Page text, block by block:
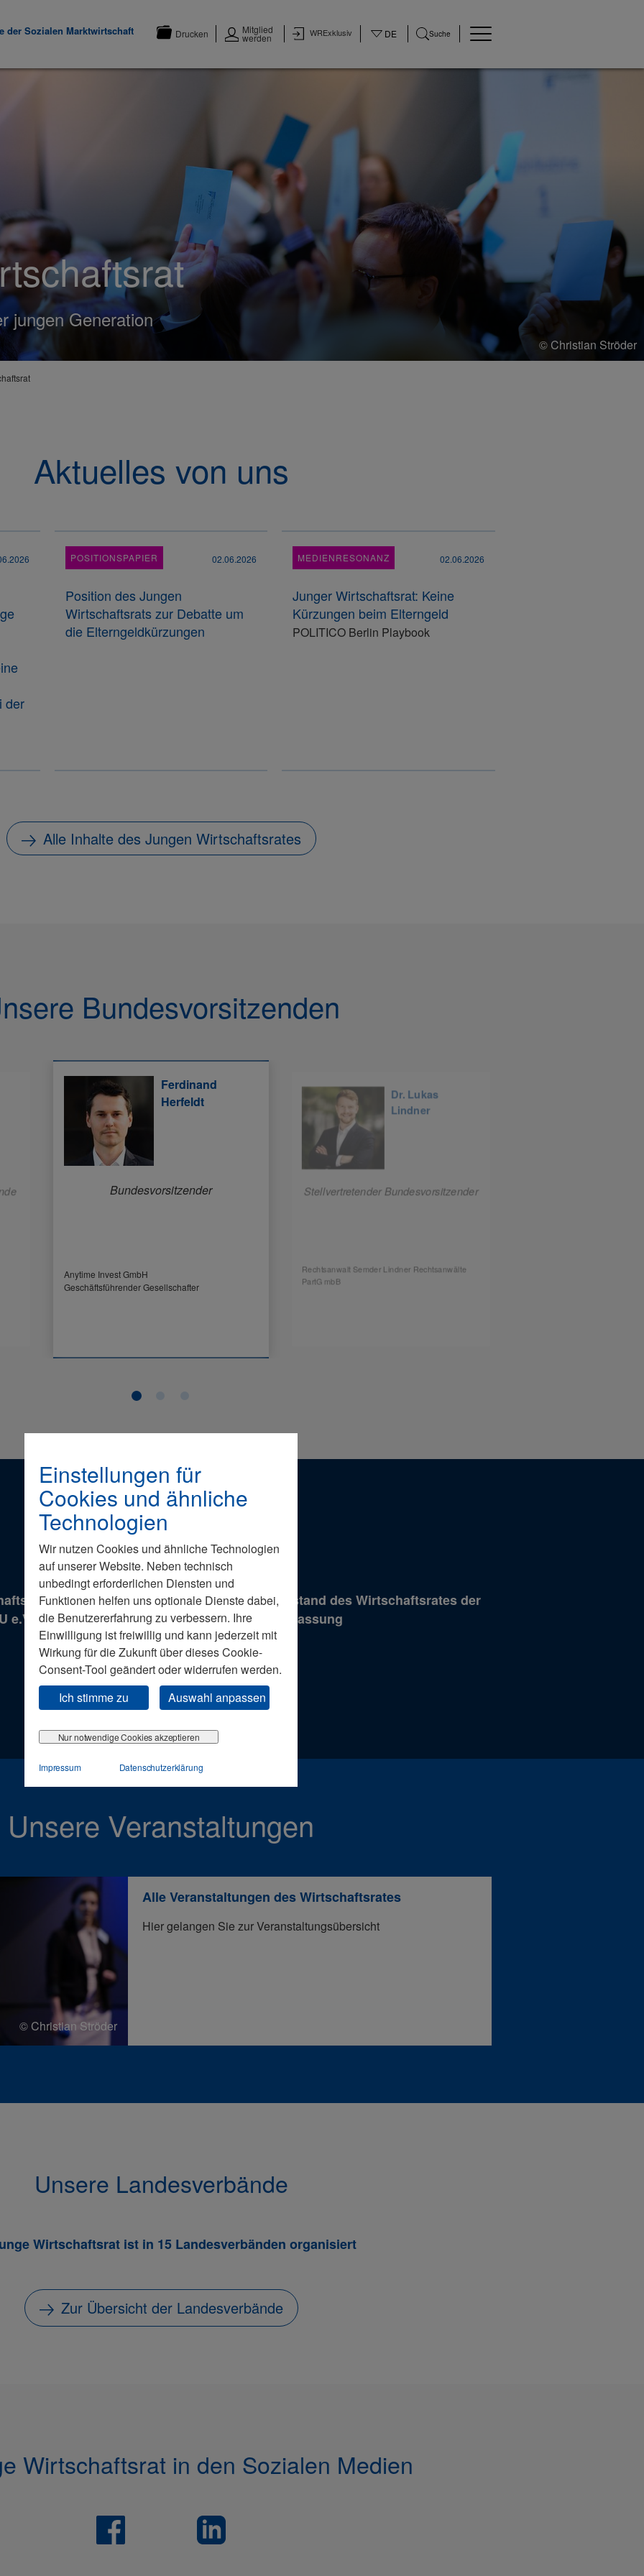
Einstellungen für
Cookies und ähnliche
Technologien
Wir nutzen Cookies und ähnliche Technologien
auf unserer Website. Neben technisch
unbedingt erforderlichen Diensten und
Funktionen helfen uns optionale Dienste dabei,
die Benutzererfahrung zu verbessern. Ihre
Einwilligung ist freiwillig und kann jederzeit mit
Wirkung für die Zukunft über dieses Cookie-
Consent-Tool geändert oder widerrufen werden.
Ich stimme zu
Auswahl anpassen
Nur notwendige Cookies akzeptieren
Impressum Datenschutzerklärung
der Sozialen Marktwirtschaft Drucken Mitglied
werden WRExklusiv DE Suche
© Christian Ströder
jungen Generation
Aktuelles von uns
der
POSITIONSPAPIER 02.06.2026
Position des Jungen
Wirtschaftsrats zur Debatte um
die Elterngeldkürzungen
MEDIENRESONANZ 02.06.2026
Junger Wirtschaftsrat: Keine
Kürzungen beim Elterngeld
POLITICO Berlin Playbook
Alle Inhalte des Jungen Wirtschaftsrates
Bundesvorsitzenden
Ferdinand
Herfeldt
Bundesvorsitzender
Anytime Invest GmbH
Geschäftsführender Gesellschafter
Dr. Lukas
Lindner
Stellvertretender Bundesvorsitzender
Rechtsanwalt Semder Lindner Rechtsanwälte
PartG mbB
Unser Statut
in der vom Präsidium und Bundesvorstand des Wirtschaftsrates der
e.V. am 22. September 2022 verabschiedeten Fassung
Zum Statut
Unsere Veranstaltungen
© Christian Ströder
Alle Veranstaltungen des Wirtschaftsrates
Hier gelangen Sie zur Veranstaltungsübersicht
Unsere Landesverbände
Wirtschaftsrat ist in 15 Landesverbänden organisiert
Zur Übersicht der Landesverbände
Wirtschaftsrat in den Sozialen Medien